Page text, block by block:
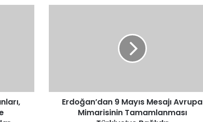
Bağlıdır
Erdoğan’dan 9 Mayıs Mesajı Avrupa
Mimarisinin Tamamlanması